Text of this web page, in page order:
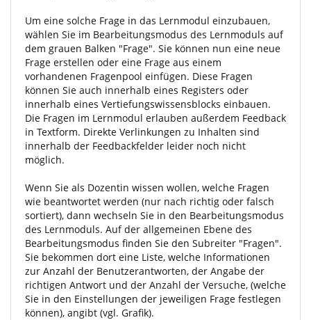
Um eine solche Frage in das Lernmodul einzubauen,
wählen Sie im Bearbeitungsmodus des Lernmoduls auf
dem grauen Balken "Frage". Sie können nun eine neue
Frage erstellen oder eine Frage aus einem
vorhandenen Fragenpool einfügen. Diese Fragen
können Sie auch innerhalb eines Registers oder
innerhalb eines Vertiefungswissensblocks einbauen.
Die Fragen im Lernmodul erlauben außerdem Feedback
in Textform. Direkte Verlinkungen zu Inhalten sind
innerhalb der Feedbackfelder leider noch nicht
möglich.
Wenn Sie als Dozentin wissen wollen, welche Fragen
wie beantwortet werden (nur nach richtig oder falsch
sortiert), dann wechseln Sie in den Bearbeitungsmodus
des Lernmoduls. Auf der allgemeinen Ebene des
Bearbeitungsmodus finden Sie den Subreiter "Fragen".
Sie bekommen dort eine Liste, welche Informationen
zur Anzahl der Benutzerantworten, der Angabe der
richtigen Antwort und der Anzahl der Versuche, (welche
Sie in den Einstellungen der jeweiligen Frage festlegen
können), angibt (vgl. Grafik).